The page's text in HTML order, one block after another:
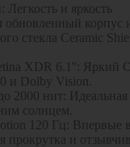
и яркость
обновленный корпус
стекла Ceramic
XDR 6.1'': Яркий
и Dolby Vision.
2000 нит:
солнцем.
120 Гц: Впервые
прокрутка и